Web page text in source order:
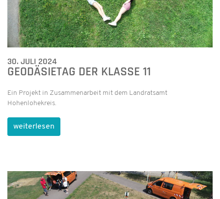
30. JULI 2024
GEODÄSIETAG DER KLASSE 11
Ein Projekt in Zusammenarbeit mit dem Landratsamt
Hohenlohekreis.
weiterlesen